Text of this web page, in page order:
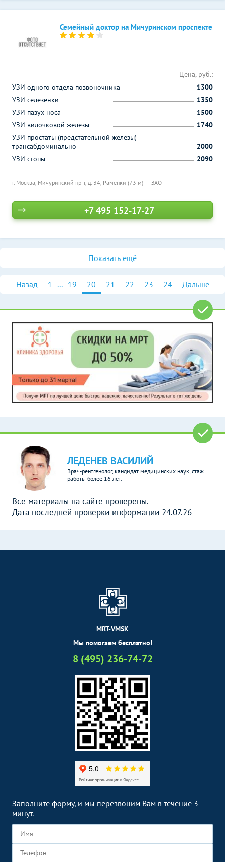
Семейный доктор на Мичуринском проспекте
г. Москва, Мичуринский пр-т, д. 34, Раменки (73 м) ЗАО
Цена, руб.:
УЗИ одного отдела позвоночника
1300
УЗИ селезенки
1350
УЗИ пазух носа
1500
УЗИ вилочковой железы
1740
УЗИ простаты (предстательной железы)
трансабдоминально
2000
УЗИ стопы
2090
+7 495 152-17-27
Показать ещё
Назад 1 ... 19 20 21 22 23 24 Дальше
ЛЕДЕНЕВ ВАСИЛИЙ
Врач-рентгенолог, кандидат медицинских наук, стаж
работы более 16 лет.
Все материалы на сайте проверены.
Дата последней проверки информации 24.07.26
MRT-VMSK
Мы помогаем бесплатно!
8 (495) 236-74-72
Заполните форму, и мы перезвоним Вам в течение 3
минут.